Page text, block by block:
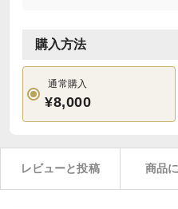
購入方法
通常購入
¥8,000
レビューと投稿 商品